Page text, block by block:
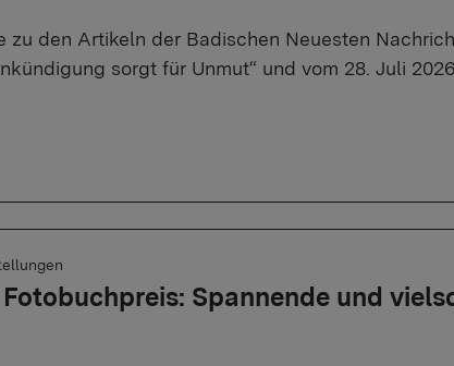
zu den Artikeln der Badischen Neuesten
sorgt für Unmut“ und vom 28. Juli
Spannende und